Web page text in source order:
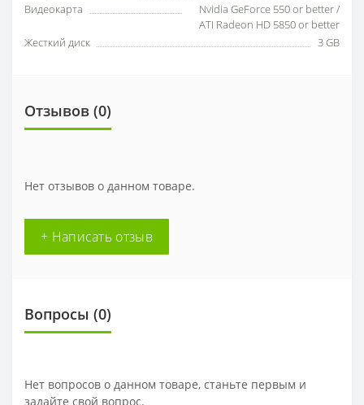
Видеокарта
Nvidia GeForce 550 or better /
ATI Radeon HD 5850 or better
Жесткий диск
3 GB
Отзывов (0)
Нет отзывов о данном товаре.
+ Написать отзыв
Вопросы (0)
Нет вопросов о данном товаре, станьте первым и
задайте свой вопрос.